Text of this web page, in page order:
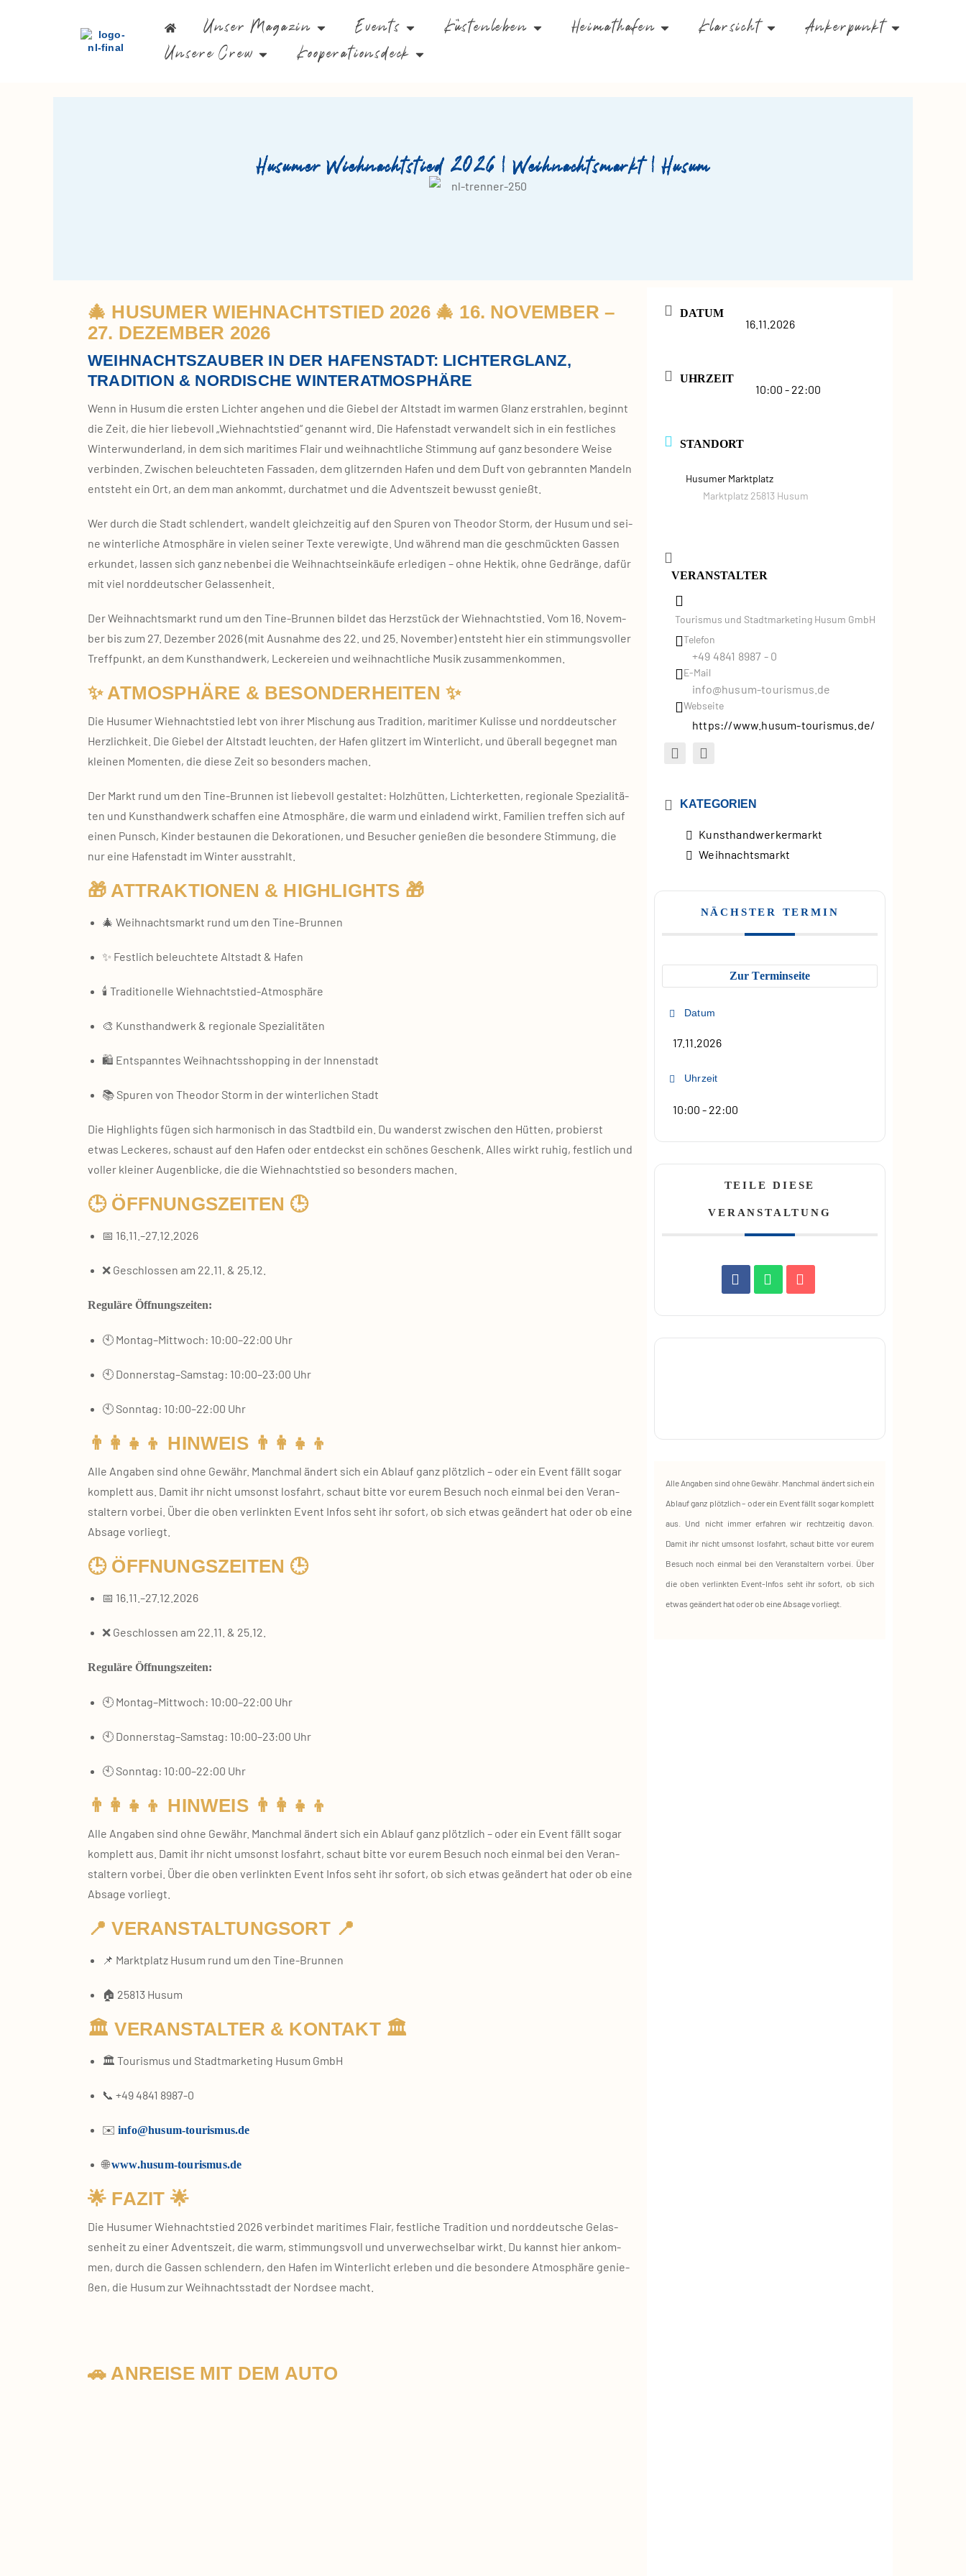
Unser Magazin Events Küstenleben Heimathafen Klarsicht
Ankerpunkt
Unsere Crew
Kooperationsdeck
Husumer Wiehnachtstied 2026 | Weihnachtsmarkt | Husum
🎄 HUSUMER WIEHNACHTSTIED 2026 🎄 16. NOVEMBER –
27. DEZEMBER 2026
WEIHNACHTSZAUBER IN DER HAFENSTADT: LICHTERGLANZ,
TRADITION & NORDISCHE WINTERATMOSPHÄRE
Wenn in Husum die ers­ten Lich­ter ange­hen und die Gie­bel der Alt­stadt im war­men Glanz erstrah­len, beginnt
die Zeit, die hier lie­be­voll „Wieh­nachts­tied“ genannt wird. Die Hafen­stadt ver­wan­delt sich in ein fest­li­ches
Win­ter­wun­der­land, in dem sich mari­ti­mes Flair und weih­nacht­li­che Stim­mung auf ganz beson­de­re Wei­se
ver­bin­den. Zwi­schen beleuch­te­ten Fas­sa­den, dem glit­zern­den Hafen und dem Duft von gebrann­ten Man­deln
ent­steht ein Ort, an dem man ankommt, durch­at­met und die Advents­zeit bewusst genießt.
Wer durch die Stadt schlen­dert, wan­delt gleich­zei­tig auf den Spu­ren von Theo­dor Storm, der Husum und sei­
ne win­ter­li­che Atmo­sphä­re in vie­len sei­ner Tex­te ver­ewig­te. Und wäh­rend man die geschmück­ten Gas­sen
erkun­det, las­sen sich ganz neben­bei die Weih­nachts­ein­käu­fe erle­di­gen – ohne Hek­tik, ohne Gedrän­ge, dafür
mit viel nord­deut­scher Gelas­sen­heit.
Der Weih­nachts­markt rund um den Tine‑Brunnen bil­det das Herz­stück der Wieh­nachts­tied. Vom 16. Novem­
ber bis zum 27. Dezem­ber 2026 (mit Aus­nah­me des 22. und 25. Novem­ber) ent­steht hier ein stim­mungs­vol­ler
Treff­punkt, an dem Kunst­hand­werk, Lecke­rei­en und weih­nacht­li­che Musik zusam­men­kom­men.
✨ ATMOSPHÄRE & BESONDERHEITEN ✨
Die Husu­mer Wieh­nachts­tied lebt von ihrer Mischung aus Tra­di­ti­on, mari­ti­mer Kulis­se und nord­deut­scher
Herz­lich­keit. Die Gie­bel der Alt­stadt leuch­ten, der Hafen glit­zert im Win­ter­licht, und über­all begeg­net man
klei­nen Momen­ten, die die­se Zeit so beson­ders machen.
Der Markt rund um den Tine‑Brunnen ist lie­be­voll gestal­tet: Holz­hüt­ten, Lich­ter­ket­ten, regio­na­le Spe­zia­li­tä­
ten und Kunst­hand­werk schaf­fen eine Atmo­sphä­re, die warm und ein­la­dend wirkt. Fami­li­en tref­fen sich auf
einen Punsch, Kin­der bestau­nen die Deko­ra­tio­nen, und Besu­cher genie­ßen die beson­de­re Stim­mung, die
nur eine Hafen­stadt im Win­ter aus­strahlt.
🎁 ATTRAKTIONEN & HIGHLIGHTS 🎁
🎄 Weih­nachts­markt rund um den Tine‑Brunnen
✨ Fest­lich beleuch­te­te Alt­stadt & Hafen
🕯️ Tra­di­tio­nel­le Wiehnachtstied‑Atmosphäre
🎨 Kunst­hand­werk & regio­na­le Spe­zia­li­tä­ten
🛍️ Ent­spann­tes Weih­nachts­shop­ping in der Innen­stadt
📚 Spu­ren von Theo­dor Storm in der win­ter­li­chen Stadt
Die High­lights fügen sich har­mo­nisch in das Stadt­bild ein. Du wan­derst zwi­schen den Hüt­ten, pro­bierst
etwas Lecke­res, schaust auf den Hafen oder ent­deckst ein schö­nes Geschenk. Alles wirkt ruhig, fest­lich und
vol­ler klei­ner Augen­bli­cke, die die Wieh­nachts­tied so beson­ders machen.
🕒 ÖFFNUNGSZEITEN 🕒
📅 16.11.–27.12.2026
❌ Geschlos­sen am 22.11. & 25.12.
Regu­lä­re Öff­nungs­zei­ten:
🕙 Montag–Mittwoch: 10:00–22:00 Uhr
🕙 Donnerstag–Samstag: 10:00–23:00 Uhr
🕙 Sonn­tag: 10:00–22:00 Uhr
👨‍👩‍👧‍👦 HINWEIS 👨‍👩‍👧‍👦
Alle Anga­ben sind ohne Gewähr. Manch­mal ändert sich ein Ablauf ganz plötz­lich – oder ein Event fällt sogar
kom­plett aus. Damit ihr nicht umsonst los­fahrt, schaut bit­te vor eurem Besuch noch ein­mal bei den Ver­an­
stal­tern vor­bei. Über die oben ver­link­ten Event Infos seht ihr sofort, ob sich etwas geän­dert hat oder ob eine
Absa­ge vor­liegt.
🕒 ÖFFNUNGSZEITEN 🕒
📅 16.11.–27.12.2026
❌ Geschlos­sen am 22.11. & 25.12.
Regu­lä­re Öff­nungs­zei­ten:
🕙 Montag–Mittwoch: 10:00–22:00 Uhr
🕙 Donnerstag–Samstag: 10:00–23:00 Uhr
🕙 Sonn­tag: 10:00–22:00 Uhr
👨‍👩‍👧‍👦 HINWEIS 👨‍👩‍👧‍👦
Alle Anga­ben sind ohne Gewähr. Manch­mal ändert sich ein Ablauf ganz plötz­lich – oder ein Event fällt sogar
kom­plett aus. Damit ihr nicht umsonst los­fahrt, schaut bit­te vor eurem Besuch noch ein­mal bei den Ver­an­
stal­tern vor­bei. Über die oben ver­link­ten Event Infos seht ihr sofort, ob sich etwas geän­dert hat oder ob eine
Absa­ge vor­liegt.
📍 VERANSTALTUNGSORT 📍
📌 Markt­platz Husum rund um den Tine‑Brunnen
🏠 25813 Husum
🏛️ VERANSTALTER & KONTAKT 🏛️
🏛️ Tou­ris­mus und Stadt­mar­ke­ting Husum GmbH
📞 +49 4841 8987‑0
✉️ info@husum-tourismus.de
🌐www.husum-tourismus.de
🌟 FAZIT 🌟
Die Husu­mer Wieh­nachts­tied 2026 ver­bin­det mari­ti­mes Flair, fest­li­che Tra­di­ti­on und nord­deut­sche Gelas­
sen­heit zu einer Advents­zeit, die warm, stim­mungs­voll und unver­wech­sel­bar wirkt. Du kannst hier ankom­
men, durch die Gas­sen schlen­dern, den Hafen im Win­ter­licht erle­ben und die beson­de­re Atmo­sphä­re genie­
ßen, die Husum zur Weih­nachts­stadt der Nord­see macht.
🚗 ANREISE MIT DEM AUTO
DATUM
16.11.2026
UHRZEIT
10:00 - 22:00
STANDORT
Husumer Marktplatz
Marktplatz 25813 Husum
VERANSTALTER
Tourismus und Stadtmarketing Husum GmbH
Telefon
+49 4841 8987 - 0
E-Mail
info@husum-tourismus.de
Webseite
https://www.husum-tourismus.de/
KATEGORIEN
Kunsthandwerkermarkt
Weihnachtsmarkt
NÄCHSTER TERMIN
Zur Terminseite
Datum
17.11.2026
Uhrzeit
10:00 - 22:00
TEILE DIESE
VERANSTALTUNG
Alle Angaben sind ohne Gewähr. Manchmal ändert sich ein
Ablauf ganz plötzlich – oder ein Event fällt sogar komplett
aus. Und nicht immer erfahren wir rechtzeitig davon.
Damit ihr nicht umsonst losfahrt, schaut bitte vor eurem
Besuch noch einmal bei den Veranstaltern vorbei. Über
die oben verlinkten Event‑Infos seht ihr sofort, ob sich
etwas geändert hat oder ob eine Absage vorliegt.